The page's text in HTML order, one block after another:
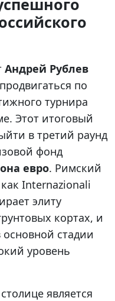
Андрей Рублев
по
турнира
Этот итоговый
в третий раунд
фонд
евро. Римский
Internazionali
элиту
кортах, и
основной стадии
уровень
является